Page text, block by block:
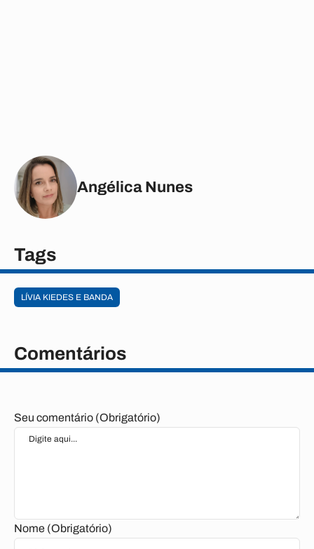
Angélica Nunes
Tags
LÍVIA KIEDES E BANDA
Comentários
Seu comentário (Obrigatório)
Nome (Obrigatório)